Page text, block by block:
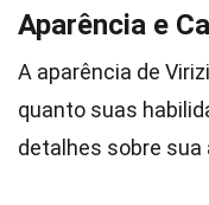
Aparência e
A aparência de
quanto suas
detalhes sobre